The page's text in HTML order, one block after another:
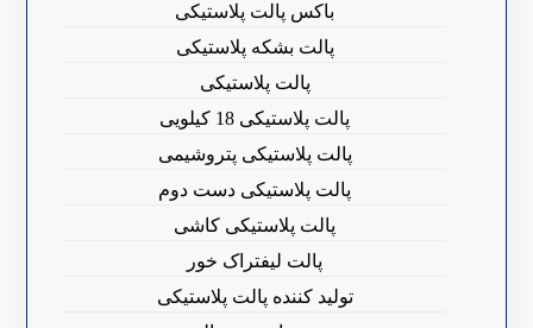
باکس پالت پلاستیکی
پالت بشکه پلاستیکی
پالت پلاستیکی
پالت پلاستیکی 18 کیلویی
پالت پلاستیکی پتروشیمی
پالت پلاستیکی دست دوم
پالت پلاستیکی کاشی
پالت لیفتراک خور
تولید کننده پالت پلاستیکی